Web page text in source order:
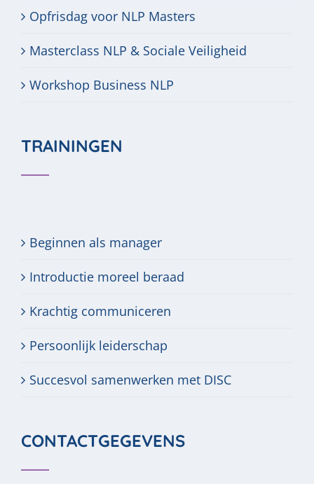
Opfrisdag voor NLP Masters
Masterclass NLP & Sociale Veiligheid
Workshop Business NLP
TRAININGEN
Beginnen als manager
Introductie moreel beraad
Krachtig communiceren
Persoonlijk leiderschap
Succesvol samenwerken met DISC
CONTACTGEGEVENS